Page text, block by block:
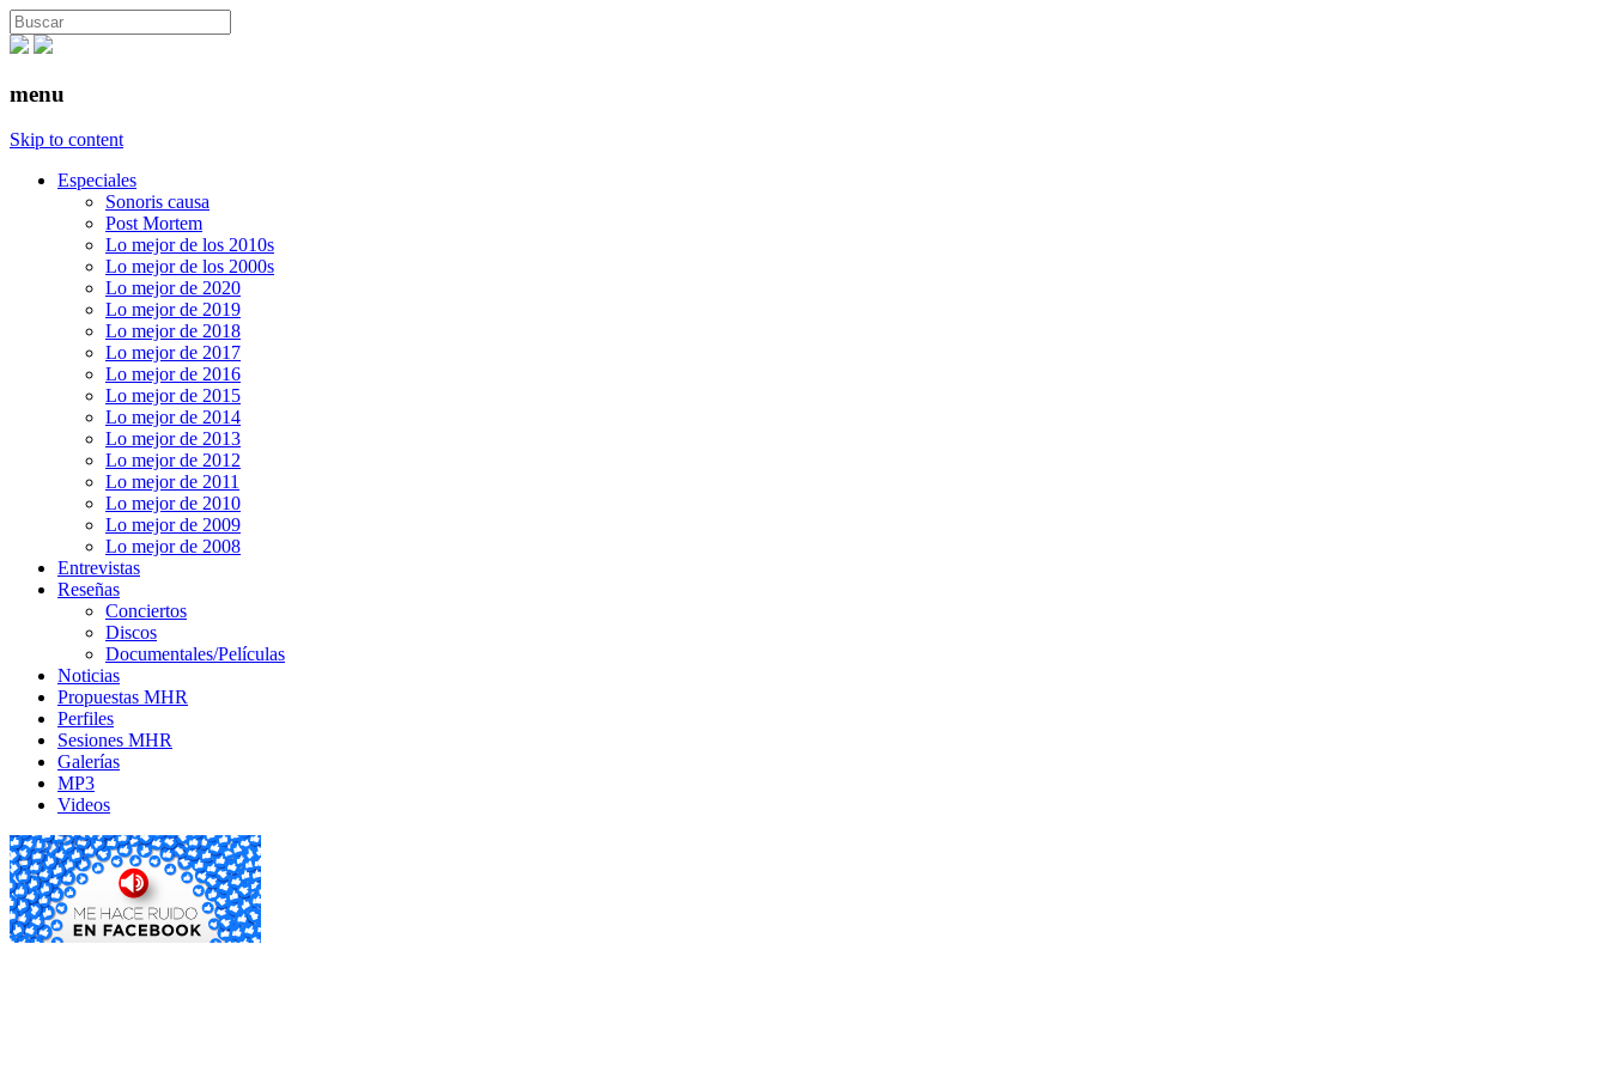
menu
Skip to content
Especiales
Sonoris causa
Post Mortem
Lo mejor de los 2010s
Lo mejor de los 2000s
Lo mejor de 2020
Lo mejor de 2019
Lo mejor de 2018
Lo mejor de 2017
Lo mejor de 2016
Lo mejor de 2015
Lo mejor de 2014
Lo mejor de 2013
Lo mejor de 2012
Lo mejor de 2011
Lo mejor de 2010
Lo mejor de 2009
Lo mejor de 2008
Entrevistas
Reseñas
Conciertos
Discos
Documentales/Películas
Noticias
Propuestas MHR
Perfiles
Sesiones MHR
Galerías
MP3
Videos